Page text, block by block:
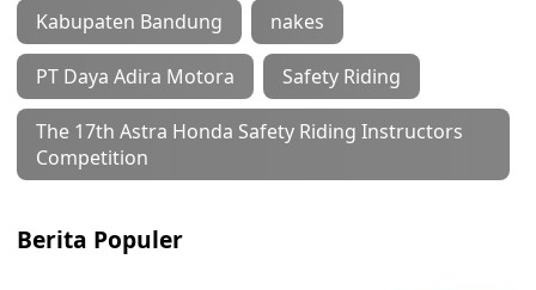
Kabupaten Bandung nakes
PT Daya Adira Motora Safety Riding
The 17th Astra Honda Safety Riding Instructors
Competition
Berita Populer